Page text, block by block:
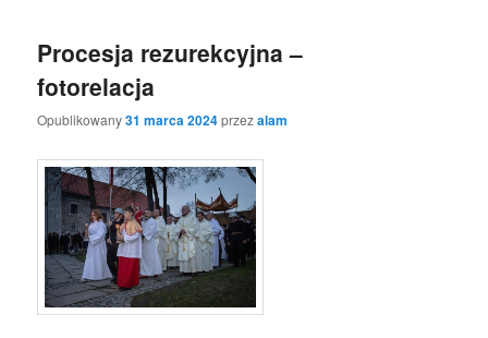
Procesja rezurekcyjna –
fotorelacja
Opublikowany31 marca 2024przezalam